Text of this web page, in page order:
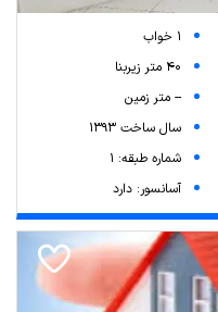
1 خواب
40 متر زیربنا
-- متر زمین
سال ساخت 1393
شماره طبقه: 1
آسانسور: دارد